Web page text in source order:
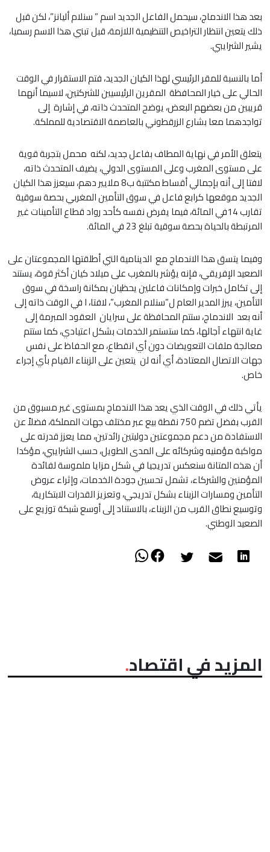
بعد هذا الاندماج، سيحمل الفاعل الجديد اسم ” سنلام أليانز”، لكن قبل
ذلك يتعين انتظار التراخيص التنظيمية اللازمة، قبل تبني هذا الاسم رسميا،
يشير الشرايبي.
أما بالنسبة للمقر الرئيسي لهذا الكيان الجديد، فتم الاستقرار في الوقت
الحالي على خيار المحافظة المقرين الرئيسيين للشركتين، لاسيما أنهما
قريبين من بعضهم البعض، يوضح المتحدث ذاته، في إشارة إلى
تواجدهما معا بشارع الزرقطوني بالعاصمة الاقتصادية للمملكة.
يتعلق الأمر في نهاية المطاف بفاعل جديد، لكنه محمل بتجربة قوية
على مستوى المغرب وعلى المستوى الدولي، يضيف المتحدث ذاته،
لافتا إلى أنه بإجمالي أقساط مكتتبة ب8 ملايير دهم، سيعزز هذا الكيان
الجديد موقعها كرابع فاعل في سوق التأمين المغربي بحصة سوقية
تقارب 14في المائة، فيما يفرض نفسه كأحد رواد قطاع التأمينات غير
المرتبطة بالحياة بحصة سوقية تبلغ 23 في المائة.
وفيما يتسق هذا الاندماج مع الدينامية التي أطلقتها المجموعتان على
الصعيد الإفريقي، فإنه يؤشر بالمغرب على ميلاد كيان أكثر قوة، يستند
إلى تكامل خبرات وإمكانات فاعلين يحظيان بمكانة راسخة في سوق
التأمين، يبرز المدير العام ل”سنلام المغرب”، لافتا، ا في الوقت ذاته إلى
أنه بعد الاندماج، ستتم المحافظة على سرايان العقود المبرمة إلى
غاية انتهاء آجالها، كما ستستمر الخدمات بشكل اعتيادي، كما ستتم
معالجة ملفات التعويضات دون أي انقطاع، مع الحفاظ على نفس
جهات الاتصال المعتادة، أي أنه لن يتعين على الزبناء القيام بأي إجراء
خاص.
يأتي ذلك في الوقت الذي يعد هذا الاندماج بمستوى غير مسبوق من
القرب بفضل تضم 750 نقطة بيع عبر مختلف جهات المملكة، فضلاً عن
الاستفادة من دعم مجموعتين دوليتين رائدتين، مما يعزز قدرته على
مواكبة مؤمنيه وشركائه على المدى الطويل، حسب الشرايبي، مؤكدا
أن هذه المتانة سنعكس تدريجيا في شكل مزايا ملموسة لفائدة
المؤمنين والشركاء، تشمل تحسين جودة الخدمات، وإثراء عروض
التأمين ومسارات الزبناء بشكل تدريجي، وتعزيز القدرات الابتكارية،
وتوسيع نطاق القرب من الزبناء، بالاستناد إلى أوسع شبكة توزيع على
الصعيد الوطني.
المزيد في اقتصاد